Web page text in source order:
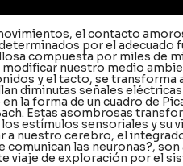
el contacto
por el adecuado
compuesta por miles de
nuestro medio
y el tacto, se transforma
diminutas señales
la forma de un cuadro de
Estas asombrosas
estímulos sensoriales y su
a nuestro cerebro, el
las neuronas?, son
viaje de exploración por el